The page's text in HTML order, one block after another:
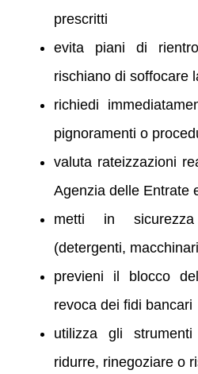
prescritti
evita piani di
rischiano di soffocare
richiedi
pignoramenti o
valuta rateizzazioni
Agenzia delle Entrate
metti in
(detergenti,
previeni il blocco
revoca dei fidi bancari
utilizza gli
ridurre, rinegoziare o